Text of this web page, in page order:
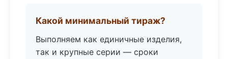
Какой минимальный тираж?
Выполняем как единичные изделия,
так и крупные серии — сроки